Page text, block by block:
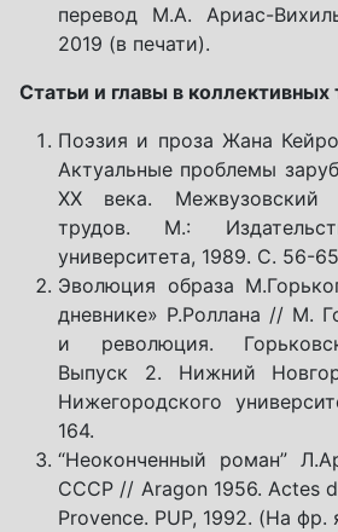
перевод М.А. Ариас-
2019 (в печати).
Статьи и главы в коллективных
Поэзия и проза Жана
Актуальные проблемы
ХХ века. Межвузовский
трудов. М.:
университета, 1989. С. 56-
Эволюция образа
дневнике» Р.Роллана // М.
и революция.
Выпуск 2. Нижний
Нижегородского
164.
“Неоконченный роман”
СССР // Aragon 1956. Actes
Provence. PUP, 1992. (На фр.